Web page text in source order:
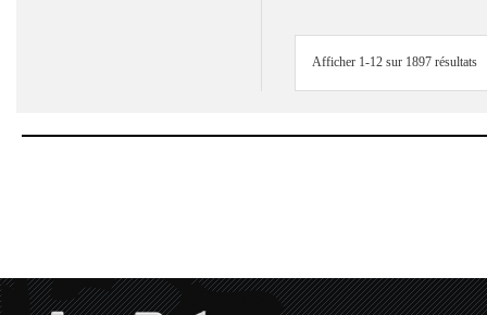
Afficher 1-12 sur 1897 résultats